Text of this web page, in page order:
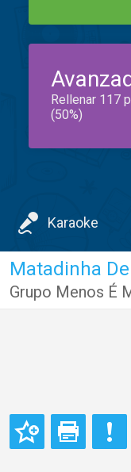
Rellenar 117
(50%)
Karaoke
Matadinha
Grupo Menos É